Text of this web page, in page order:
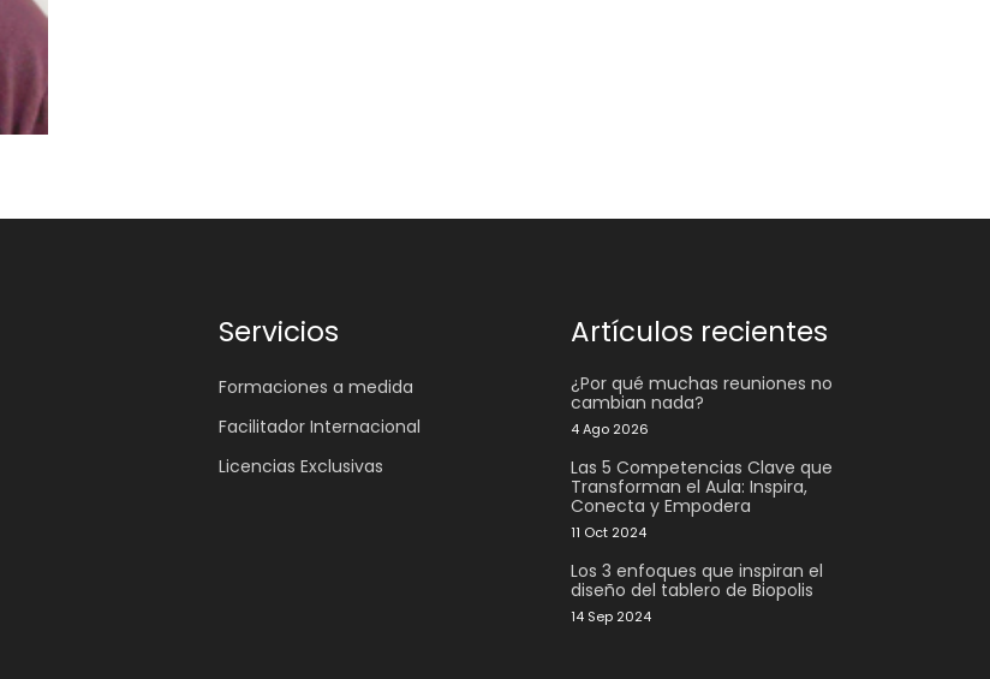
Servicios
Formaciones a medida
Facilitador Internacional
Licencias Exclusivas
Artículos recientes
¿Por qué muchas reuniones no
cambian nada?
4 Ago 2026
Las 5 Competencias Clave que
Transforman el Aula: Inspira,
Conecta y Empodera
11 Oct 2024
Los 3 enfoques que inspiran el
diseño del tablero de Biopolis
14 Sep 2024